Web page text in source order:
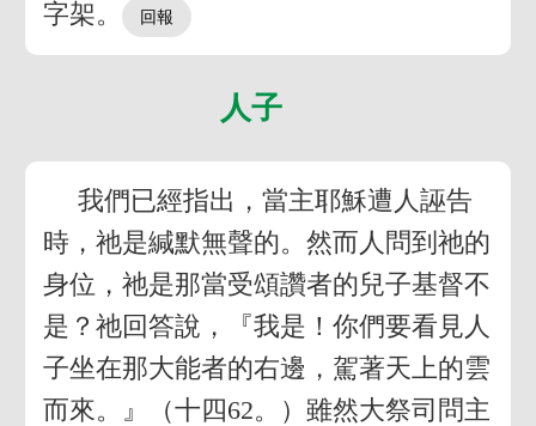
字架。
人子
我們已經指出，當主耶穌遭人誣告
時，祂是緘默無聲的。然而人問到祂的
身位，祂是那當受頌讚者的兒子基督不
是？祂回答說，『我是！你們要看見人
子坐在那大能者的右邊，駕著天上的雲
而來。』（十四62。）雖然大祭司問主